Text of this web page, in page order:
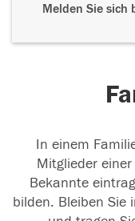
Melden Sie sich
In einem
Mitglieder
Bekannte
bilden. Bleiben Sie